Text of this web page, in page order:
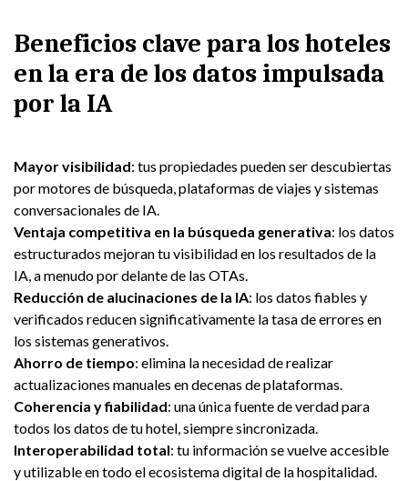
Beneficios clave para los hoteles
en la era de los datos impulsada
por la IA
Mayor visibilidad: tus propiedades pueden ser descubiertas
por motores de búsqueda, plataformas de viajes y sistemas
conversacionales de IA.
Ventaja competitiva en la búsqueda generativa: los datos
estructurados mejoran tu visibilidad en los resultados de la
IA, a menudo por delante de las OTAs.
Reducción de alucinaciones de la IA: los datos fiables y
verificados reducen significativamente la tasa de errores en
los sistemas generativos.
Ahorro de tiempo: elimina la necesidad de realizar
actualizaciones manuales en decenas de plataformas.
Coherencia y fiabilidad: una única fuente de verdad para
todos los datos de tu hotel, siempre sincronizada.
Interoperabilidad total: tu información se vuelve accesible
y utilizable en todo el ecosistema digital de la hospitalidad.